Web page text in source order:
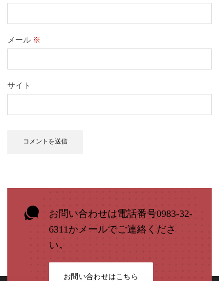
メール ※
サイト
お問い合わせは電話番号0983-32-
6311かメールでご連絡くださ
い。
お問い合わせはこちら